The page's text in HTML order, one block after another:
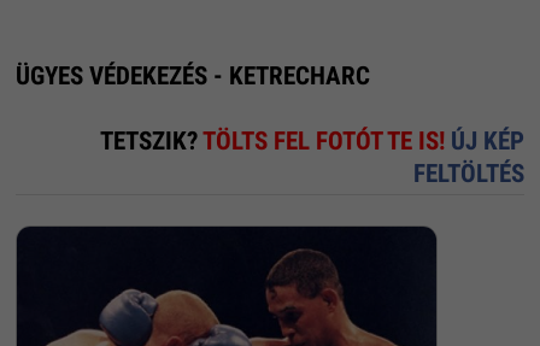
ÜGYES VÉDEKEZÉS - KETRECHARC
TETSZIK?TÖLTS FEL FOTÓT TE IS! ÚJ KÉP
FELTÖLTÉS